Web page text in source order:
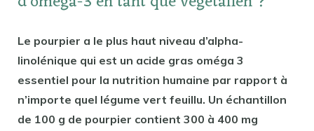
Le pourpier a le plus haut niveau d’alpha-
linolénique qui est un acide gras oméga 3
essentiel pour la nutrition humaine par rapport à
n’importe quel légume vert feuillu. Un échantillon
de 100 g de pourpier contient 300 à 400 mg